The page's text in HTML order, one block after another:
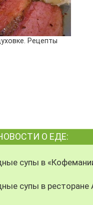
Рецепты
О ЕДЕ:
супы в
супы в ресторане